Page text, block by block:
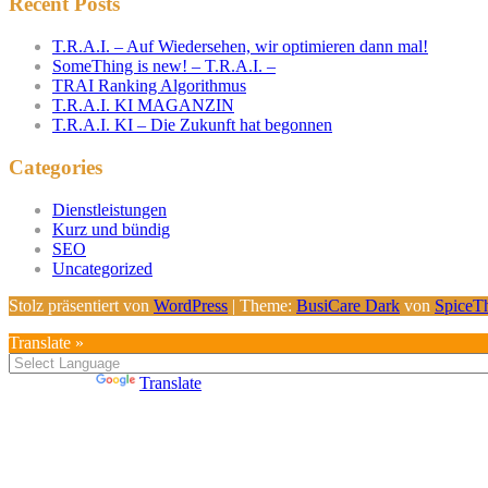
T.R.A.I. – Auf Wiedersehen, wir optimieren dann mal!
SomeThing is new! – T.R.A.I. –
TRAI Ranking Algorithmus
T.R.A.I. KI MAGANZIN
T.R.A.I. KI – Die Zukunft hat begonnen
Categories
Dienstleistungen
Kurz und bündig
SEO
Uncategorized
Stolz präsentiert von WordPress | Theme: BusiCare Dark von
Translate »
Translate